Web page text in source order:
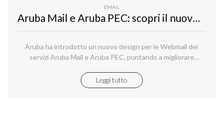
EMAIL
Aruba Mail e Aruba PEC: scopri il nuovo design delle Webmail
Aruba ha introdotto un nuovo design per le Webmail dei
servizi Aruba Mail e Aruba PEC, puntando a migliorare
intuitiva.
Leggi tutto